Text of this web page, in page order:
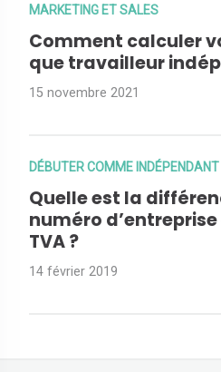
MARKETING ET SALES
Comment calculer
que travailleur
15 novembre 2021
DÉBUTER COMME INDÉPENDANT
Quelle est la
numéro
TVA ?
14 février 2019